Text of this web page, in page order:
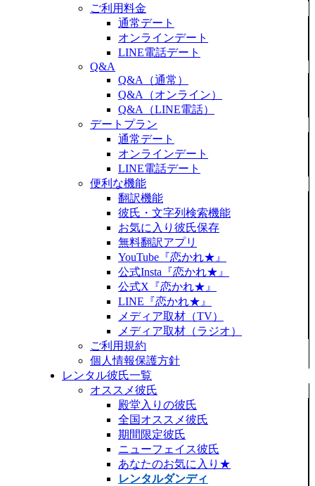
ご利用料金
通常デート
オンラインデート
LINE電話デート
Q&A
Q&A（通常）
Q&A（オンライン）
Q&A（LINE電話）
デートプラン
通常デート
オンラインデート
LINE電話デート
便利な機能
翻訳機能
彼氏・文字列検索機能
お気に入り彼氏保存
無料翻訳アプリ
YouTube『恋かれ★』
公式Insta『恋かれ★』
公式X『恋かれ★』
LINE『恋かれ★』
メディア取材（TV）
メディア取材（ラジオ）
ご利用規約
個人情報保護方針
レンタル彼氏一覧
オススメ彼氏
殿堂入りの彼氏
全国オススメ彼氏
期間限定彼氏
ニューフェイス彼氏
あなたのお気に入り★
レンタルダンディ